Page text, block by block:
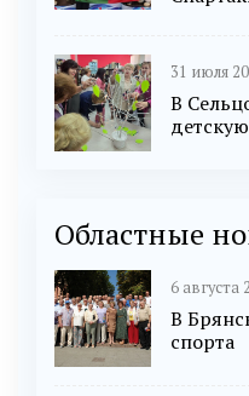
31 июля
В
Областные
6 августа
В
спорта